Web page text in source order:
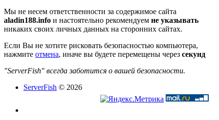
Мы не несем ответственности за содержимое сайта
aladin188.info и настоятельно рекомендуем не указывать
никаких своих личных данных на сторонних сайтах.
Если Вы не хотите рисковать безопасностью компьютера,
нажмите отмена, иначе вы будете перемещены через секунд
"ServerFish" всегда заботится о вашей безопасности.
ServerFish © 2026